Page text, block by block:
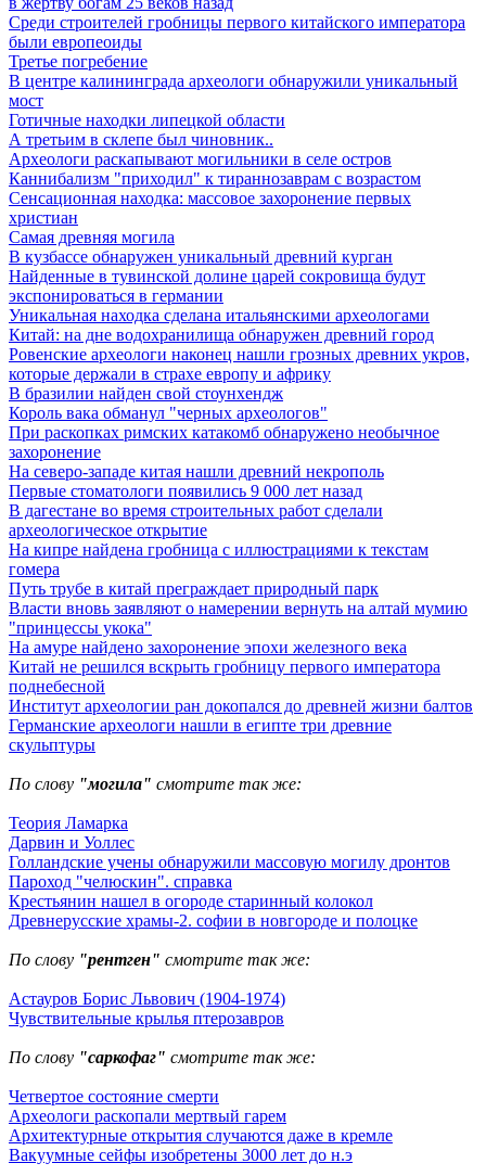
Среди строителей гробницы первого китайского императора
были европеоиды
Третье погребение
В центре калининграда археологи обнаружили уникальный
мост
Готичные находки липецкой области
А третьим в склепе был чиновник..
Археологи раскапывают могильники в селе остров
Каннибализм "приходил" к тираннозаврам с возрастом
Сенсационная находка: массовое захоронение первых
христиан
Самая древняя могила
В кузбассе обнаружен уникальный древний курган
Найденные в тувинской долине царей сокровища будут
экспонироваться в германии
Уникальная находка сделана итальянскими археологами
Китай: на дне водохранилища обнаружен древний город
Ровенские археологи наконец нашли грозных древних укров,
которые держали в страхе европу и африку
В бразилии найден свой стоунхендж
Король вака обманул "черных археологов"
При раскопках римских катакомб обнаружено необычное
захоронение
На северо-западе китая нашли древний некрополь
Первые стоматологи появились 9 000 лет назад
В дагестане во время строительных работ сделали
археологическое открытие
На кипре найдена гробница с иллюстрациями к текстам
гомера
Путь трубе в китай преграждает природный парк
Власти вновь заявляют о намерении вернуть на алтай мумию
"принцессы укока"
На амуре найдено захоронение эпохи железного века
Китай не решился вскрыть гробницу первого императора
поднебесной
Институт археологии ран докопался до древней жизни балтов
Германские археологи нашли в египте три древние
скульптуры
По слову "могила" смотрите так же:
Теория Ламарка
Дарвин и Уоллес
Голландские учены обнаружили массовую могилу дронтов
Пароход "челюскин". справка
Крестьянин нашел в огороде старинный колокол
Древнерусские храмы-2. софии в новгороде и полоцке
По слову "рентген" смотрите так же:
Астауров Борис Львович (1904-1974)
Чувствительные крылья птерозавров
По слову "саркофаг" смотрите так же:
Четвертое состояние смерти
Археологи раскопали мертвый гарем
Архитектурные открытия случаются даже в кремле
Вакуумные сейфы изобретены 3000 лет до н.э